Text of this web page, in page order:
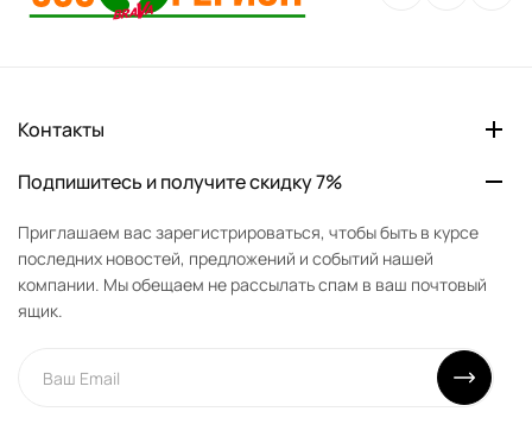
Контакты
Подпишитесь и получите скидку 7%
Приглашаем вас зарегистрироваться, чтобы быть в курсе
последних новостей, предложений и событий нашей
компании. Мы обещаем не рассылать спам в ваш почтовый
ящик.